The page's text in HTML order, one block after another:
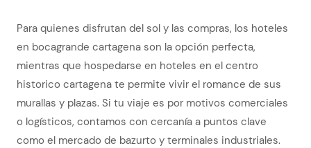
Para quienes disfrutan del sol y las compras, los hoteles
en bocagrande cartagena son la opción perfecta,
mientras que hospedarse en hoteles en el centro
historico cartagena te permite vivir el romance de sus
murallas y plazas. Si tu viaje es por motivos comerciales
o logísticos, contamos con cercanía a puntos clave
como el mercado de bazurto y terminales industriales.